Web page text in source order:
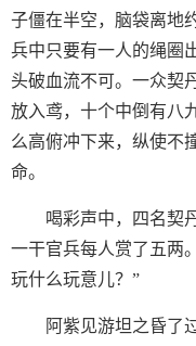
子僵在半空，脑袋离地
兵中只要有一人的绳圈
头破血流不可。一众契
放入鸢，十个中倒有八
么高俯冲下来，纵使不
命。
喝彩声中，四名契
一干官兵每人赏了五两
玩什么玩意儿？”
阿紫见游坦之昏了